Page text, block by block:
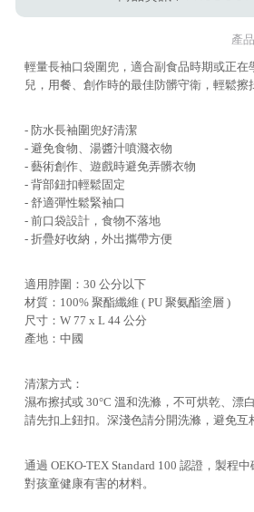
產
輕量長袖口袋圍兜，適合副食品時期或正在
兒，用餐、創作時的最佳防髒守衛，輕鬆擦
- 防水長袖圍兜好清潔
- 避免食物、湯醬汁噴濺衣物
- 藝術創作、遊戲時避免弄髒衣物
- 背部鈕扣輕鬆固定
- 舒適彈性鬆緊袖口
- 前口袋設計，食物不落地
- 折疊好收納，外出攜帶方便
適用脖圍：30 公分以下
材質：100% 聚酯纖維 ( PU 聚氨酯塗層 )
尺寸：W 77 x L 44 公分
產地：中國
清潔方式：
濕布擦拭或 30°C 溫和洗滌，不可烘乾、漂
請先扣上鈕扣。深淺色請分開洗滌，避免互
通過 OEKO-TEX Standard 100 認證，製程
對孩童健康有害的材料。